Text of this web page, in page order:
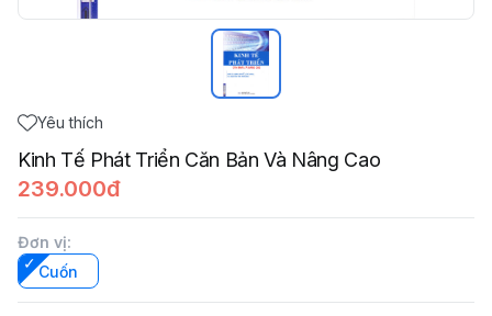
Yêu thích
Kinh Tế Phát Triển Căn Bản Và Nâng Cao
239.000đ
Đơn vị:
Cuốn